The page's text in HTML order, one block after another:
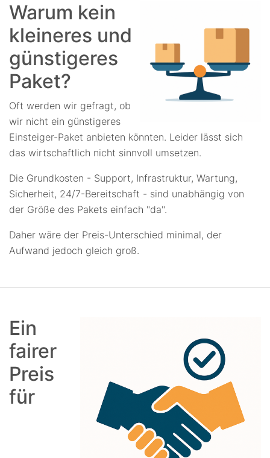
Warum kein
kleineres und
günstigeres
Paket?
Oft werden wir gefragt, ob
wir nicht ein günstigeres
Einsteiger-Paket anbieten könnten. Leider lässt sich
das wirtschaftlich nicht sinnvoll umsetzen.
Die Grundkosten - Support, Infrastruktur, Wartung,
Sicherheit, 24/7-Bereitschaft - sind unabhängig von
der Größe des Pakets einfach "da".
Daher wäre der Preis-Unterschied minimal, der
Aufwand jedoch gleich groß.
Ein
fairer
Preis
für